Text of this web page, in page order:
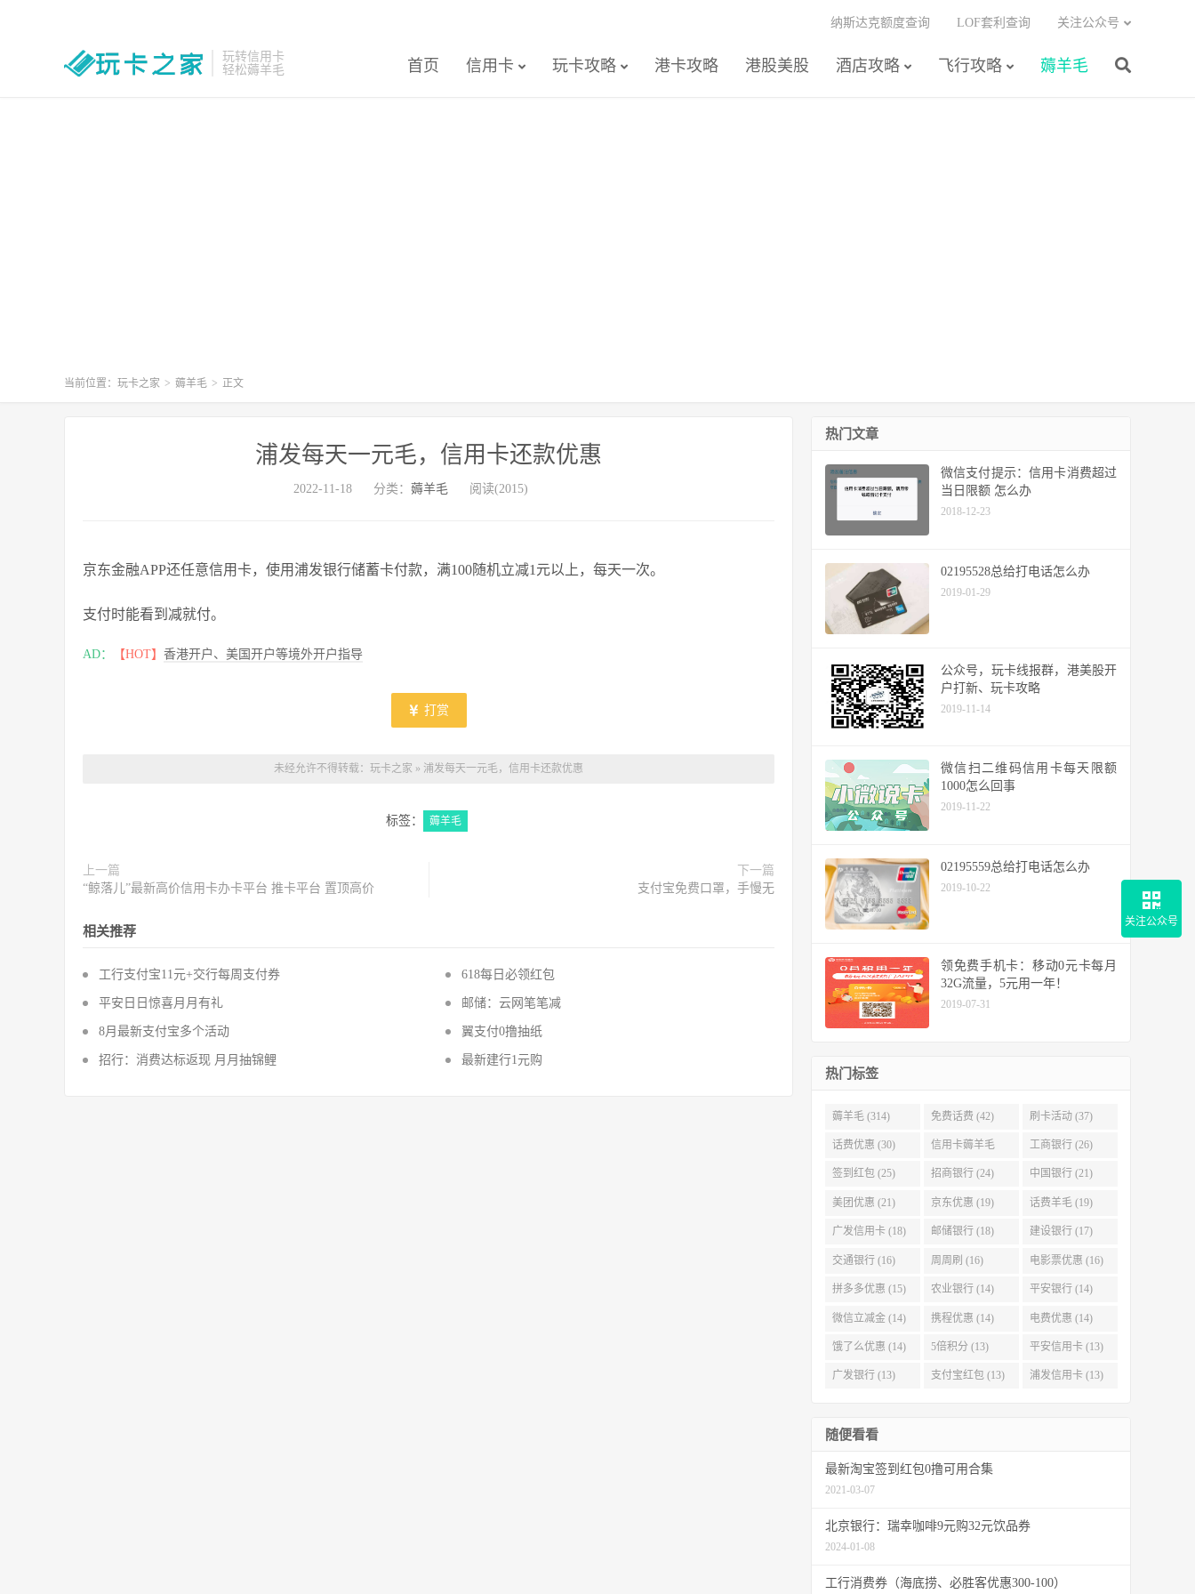
玩转信用卡
轻松薅羊毛
首页 信用卡 玩卡攻略 港卡攻略 港股美股 酒店攻略 飞行攻略 薅羊毛
纳斯达克额度查询 LOF套利查询 关注公众号
当前位置： 玩卡之家 > 薅羊毛 > 正文
浦发每天一元毛，信用卡还款优惠
2022-11-18 分类： 薅羊毛 阅读(2015)
京东金融APP还任意信用卡，使用浦发银行储蓄卡付款，满100随机立减1元以上，每天一次。
支付时能看到减就付。
AD： 【HOT】 香港开户、美国开户等境外开户指导
打赏
未经允许不得转载： 玩卡之家 » 浦发每天一元毛，信用卡还款优惠
标签： 薅羊毛
上一篇
“鲸落儿”最新高价信用卡办卡平台 推卡平台 置顶高价
下一篇
支付宝免费口罩，手慢无
相关推荐
工行支付宝11元+交行每周支付券 618每日必领红包
平安日日惊喜月月有礼 邮储：云网笔笔减
8月最新支付宝多个活动 翼支付0撸抽纸
招行：消费达标返现 月月抽锦鲤 最新建行1元购
热门文章
微信支付提示：信用卡消费超过
当日限额 怎么办
2018-12-23
02195528总给打电话怎么办
2019-01-29
公众号，玩卡线报群，港美股开
户打新、玩卡攻略
2019-11-14
微信扫二维码信用卡每天限额
1000怎么回事
2019-11-22
02195559总给打电话怎么办
2019-10-22
领免费手机卡：移动0元卡每月
32G流量，5元用一年！
2019-07-31
热门标签
薅羊毛 (314) 免费话费 (42) 刷卡活动 (37)
话费优惠 (30) 信用卡薅羊毛
(29)
工商银行 (26)
签到红包 (25) 招商银行 (24) 中国银行 (21)
美团优惠 (21) 京东优惠 (19) 话费羊毛 (19)
广发信用卡 (18) 邮储银行 (18) 建设银行 (17)
交通银行 (16) 周周刷 (16) 电影票优惠 (16)
拼多多优惠 (15) 农业银行 (14) 平安银行 (14)
微信立减金 (14) 携程优惠 (14) 电费优惠 (14)
饿了么优惠 (14) 5倍积分 (13) 平安信用卡 (13)
广发银行 (13) 支付宝红包 (13) 浦发信用卡 (13)
随便看看
最新淘宝签到红包0撸可用合集
2021-03-07
北京银行：瑞幸咖啡9元购32元饮品券
2024-01-08
工行消费券（海底捞、必胜客优惠300-100）
关注公众号